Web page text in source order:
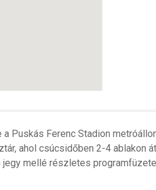
a Puskás Ferenc Stadion
ahol csúcsidőben 2-4 ablakon
mellé részletes